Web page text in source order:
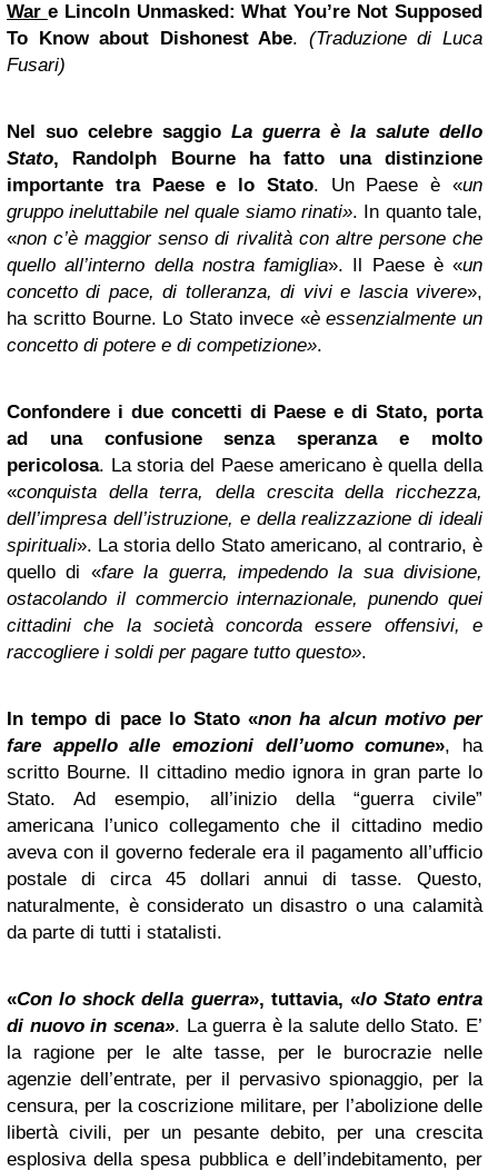
War e Lincoln Unmasked: What You’re Not Supposed
To Know about Dishonest Abe. (Traduzione di Luca
Fusari)
Nel suo celebre saggio La guerra è la salute dello
Stato, Randolph Bourne ha fatto una distinzione
importante tra Paese e lo Stato. Un Paese è «un
gruppo ineluttabile nel quale siamo rinati». In quanto tale,
«non c’è maggior senso di rivalità con altre persone che
quello all’interno della nostra famiglia». Il Paese è «un
concetto di pace, di tolleranza, di vivi e lascia vivere»,
ha scritto Bourne. Lo Stato invece «è essenzialmente un
concetto di potere e di competizione».
Confondere i due concetti di Paese e di Stato, porta
ad una confusione senza speranza e molto
pericolosa. La storia del Paese americano è quella della
«conquista della terra, della crescita della ricchezza,
dell’impresa dell’istruzione, e della realizzazione di ideali
spirituali». La storia dello Stato americano, al contrario, è
quello di «fare la guerra, impedendo la sua divisione,
ostacolando il commercio internazionale, punendo quei
cittadini che la società concorda essere offensivi, e
raccogliere i soldi per pagare tutto questo».
In tempo di pace lo Stato «non ha alcun motivo per
fare appello alle emozioni dell’uomo comune», ha
scritto Bourne. Il cittadino medio ignora in gran parte lo
Stato. Ad esempio, all’inizio della “guerra civile”
americana l’unico collegamento che il cittadino medio
aveva con il governo federale era il pagamento all’ufficio
postale di circa 45 dollari annui di tasse. Questo,
naturalmente, è considerato un disastro o una calamità
da parte di tutti i statalisti.
«Con lo shock della guerra», tuttavia, «lo Stato entra
di nuovo in scena». La guerra è la salute dello Stato. E’
la ragione per le alte tasse, per le burocrazie nelle
agenzie dell’entrate, per il pervasivo spionaggio, per la
censura, per la coscrizione militare, per l’abolizione delle
libertà civili, per un pesante debito, per una crescita
esplosiva della spesa pubblica e dell’indebitamento, per